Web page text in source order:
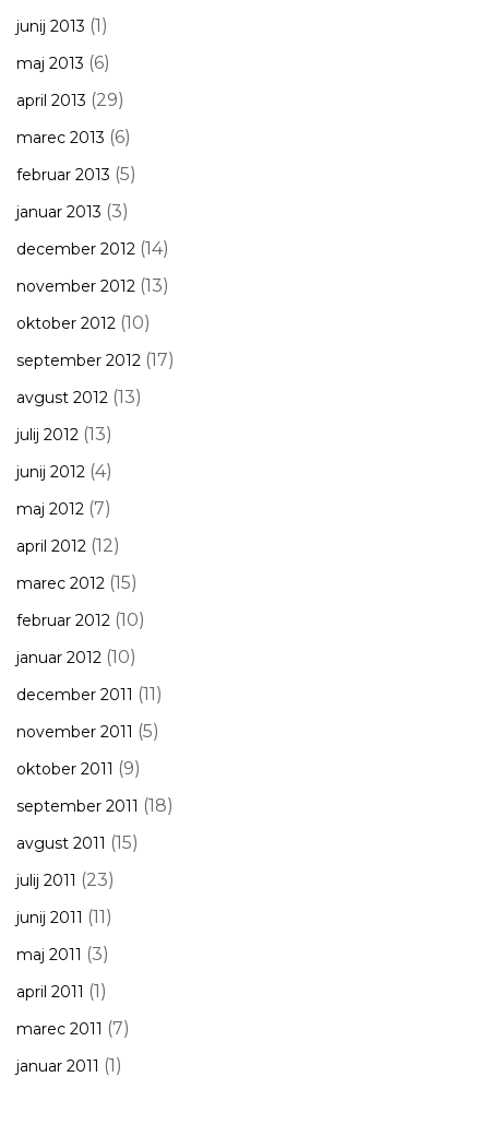
junij 2013 (1)
maj 2013 (6)
april 2013 (29)
marec 2013 (6)
februar 2013 (5)
januar 2013 (3)
december 2012 (14)
november 2012 (13)
oktober 2012 (10)
september 2012 (17)
avgust 2012 (13)
julij 2012 (13)
junij 2012 (4)
maj 2012 (7)
april 2012 (12)
marec 2012 (15)
februar 2012 (10)
januar 2012 (10)
december 2011 (11)
november 2011 (5)
oktober 2011 (9)
september 2011 (18)
avgust 2011 (15)
julij 2011 (23)
junij 2011 (11)
maj 2011 (3)
april 2011 (1)
marec 2011 (7)
januar 2011 (1)